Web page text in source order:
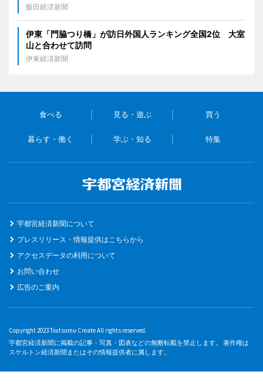
飯田経済新聞
伊東「門脇つり橋」が訪日外国人ランキング全国2位 大室
山と合わせて訪問
伊東経済新聞
食べる 見る・遊ぶ 買う
暮らす・働く 学ぶ・知る 特集
宇都宮経済新聞について
プレスリリース・情報提供はこちらから
アクセスデータの利用について
お問い合わせ
広告のご案内
Copyright 2023 Tsutsumu Create All rights reserved.
宇都宮経済新聞に掲載の記事・写真・図表などの無断転載を禁止します。 著作権は
スケルトン経済新聞またはその情報提供者に属します。